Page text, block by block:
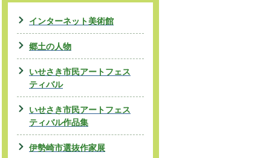
インターネット美術館
郷土の人物
いせさき市民アートフェス
ティバル
いせさき市民アートフェス
ティバル作品集
伊勢崎市選抜作家展